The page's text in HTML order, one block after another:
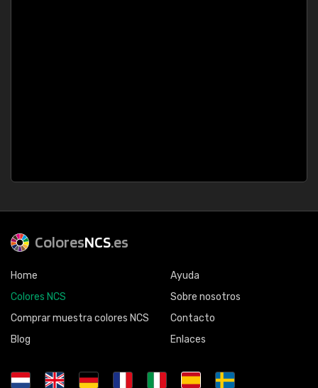
ColoresNCS.es
Home
Colores NCS
Comprar muestra colores NCS
Blog
Ayuda
Sobre nosotros
Contacto
Enlaces